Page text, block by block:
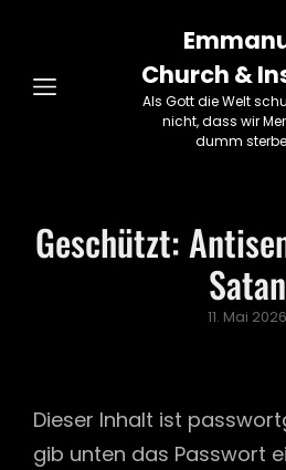
Church &
Als Gott die Welt
nicht, dass wir
dumm
Geschützt:
Satan
Posted
11. Mai 2026
Dieser Inhalt ist
gib unten das Passwort